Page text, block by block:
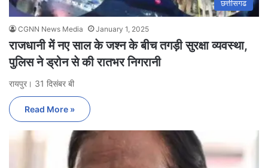
छत्तीसगढ
CGNN News Media January 1, 2025
राजधानी में नए साल के जश्न के बीच तगड़ी सुरक्षा व्यवस्था,
पुलिस ने ड्रोन से की रातभर निगरानी
रायपुर। 31 दिसंबर बी
Read More »